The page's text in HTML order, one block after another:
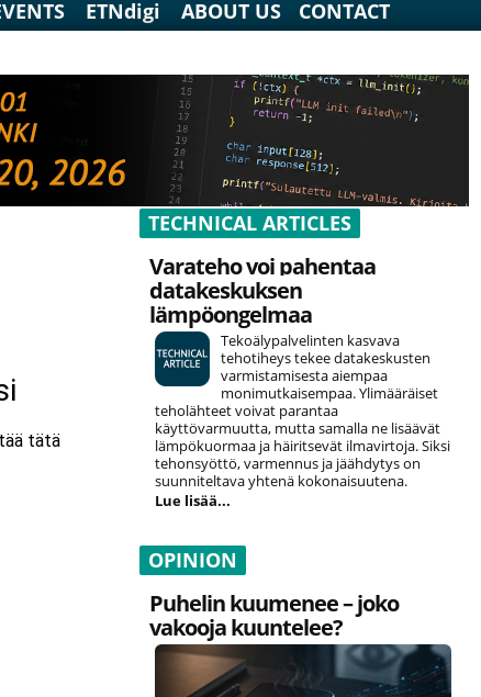
ETNdigi ABOUT US CONTACT
TECHNICAL ARTICLES
Varateho voi pahentaa
datakeskuksen
lämpöongelmaa
Tekoälypalvelinten kasvava
tehotiheys tekee datakeskusten
varmistamisesta aiempaa
monimutkaisempaa. Ylimääräiset
teholähteet voivat parantaa
käyttövarmuutta, mutta samalla ne lisäävät
lämpökuormaa ja häiritsevät ilmavirtoja. Siksi
tehonsyöttö, varmennus ja jäähdytys on
suunniteltava yhtenä kokonaisuutena.
Lue lisää...
OPINION
Puhelin kuumenee – joko
vakooja kuuntelee?